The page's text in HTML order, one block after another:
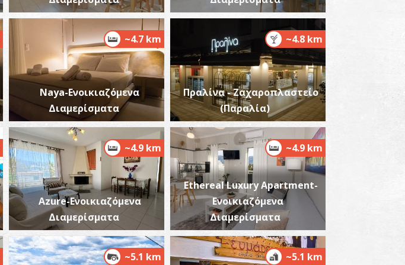
Αρχαιολογικό Μουσείο Μεσσηνίας
ΜΟΥΣΕΙΑ ~6.7Km
Άγιοι Απόστολοι
ΒΥΖΑΝΤΙΟ ~6.7Km
~4.7 km
Naya-Ενοικιαζόμενα
Διαμερίσματα
~4.8 km
Πραλίνα - Ζαχαροπλαστείο
(Παραλία)
~4.9 km
Azure-Ενοικιαζόμενα
Διαμερίσματα
~4.9 km
Ethereal Luxury Apartment-
Ενοικιαζόμενα
Διαμερίσματα
~5.1 km ~5.1 km